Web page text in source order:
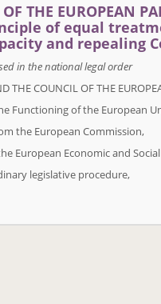
THE EUROPEAN
of equal
and repealing
in the national legal order
THE COUNCIL OF THE
Functioning of the European
the European Commission,
European Economic and
legislative procedure,